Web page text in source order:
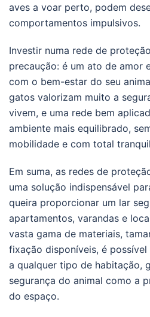
aves a voar perto, podem
comportamentos impulsivos.
Investir numa rede de
precaução: é um ato de amor
com o bem-estar do seu
gatos valorizam muito a
vivem, e uma rede bem
ambiente mais equilibrado,
mobilidade e com total
Em suma, as redes de
uma solução indispensável
queira proporcionar um lar
apartamentos, varandas e
vasta gama de materiais,
fixação disponíveis, é
a qualquer tipo de habitação,
segurança do animal como a
do espaço.